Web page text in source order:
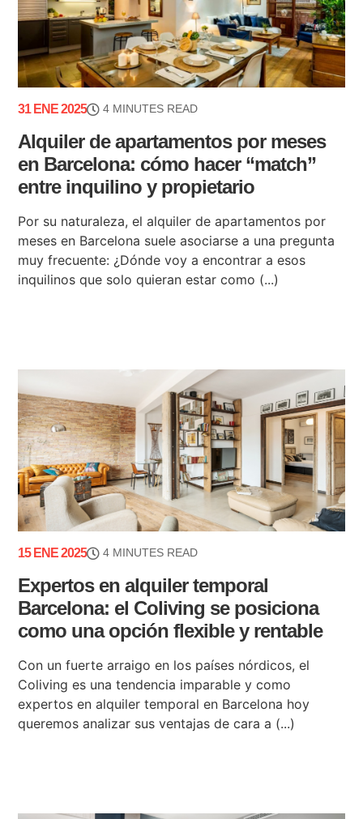
31 ENE 2025 4 MINUTES READ
Alquiler de apartamentos por meses
en Barcelona: cómo hacer “match”
entre inquilino y propietario
Por su naturaleza, el alquiler de apartamentos por
meses en Barcelona suele asociarse a una pregunta
muy frecuente: ¿Dónde voy a encontrar a esos
inquilinos que solo quieran estar como (...)
15 ENE 2025 4 MINUTES READ
Expertos en alquiler temporal
Barcelona: el Coliving se posiciona
como una opción flexible y rentable
Con un fuerte arraigo en los países nórdicos, el
Coliving es una tendencia imparable y como
expertos en alquiler temporal en Barcelona hoy
queremos analizar sus ventajas de cara a (...)